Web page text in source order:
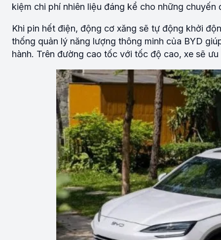
kiệm chi phí nhiên liệu đáng kể cho những chuyến
Khi pin hết điện, động cơ xăng sẽ tự động khởi
thống quản lý năng lượng thông minh của BYD
hành. Trên đường cao tốc với tốc độ cao, xe sẽ